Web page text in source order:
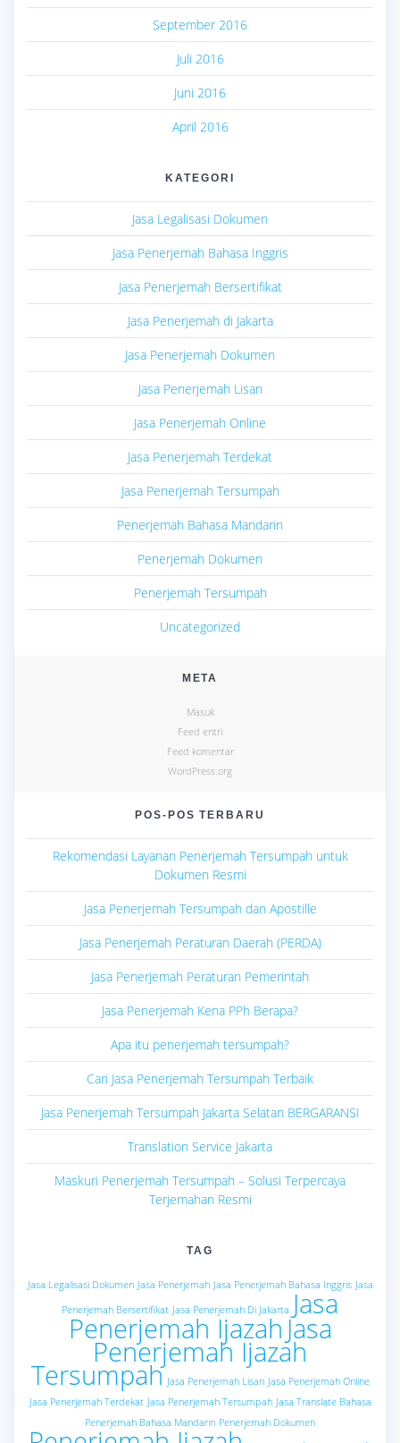
September 2016
Juli 2016
Juni 2016
April 2016
KATEGORI
Jasa Legalisasi Dokumen
Jasa Penerjemah Bahasa Inggris
Jasa Penerjemah Bersertifikat
Jasa Penerjemah di Jakarta
Jasa Penerjemah Dokumen
Jasa Penerjemah Lisan
Jasa Penerjemah Online
Jasa Penerjemah Terdekat
Jasa Penerjemah Tersumpah
Penerjemah Bahasa Mandarin
Penerjemah Dokumen
Penerjemah Tersumpah
Uncategorized
META
Masuk
Feed entri
Feed komentar
WordPress.org
POS-POS TERBARU
Rekomendasi Layanan Penerjemah Tersumpah untuk
Dokumen Resmi
Jasa Penerjemah Tersumpah dan Apostille
Jasa Penerjemah Peraturan Daerah (PERDA)
Jasa Penerjemah Peraturan Pemerintah
Jasa Penerjemah Kena PPh Berapa?
Apa itu penerjemah tersumpah?
Cari Jasa Penerjemah Tersumpah Terbaik
Jasa Penerjemah Tersumpah Jakarta Selatan BERGARANSI
Translation Service Jakarta
Maskuri Penerjemah Tersumpah – Solusi Terpercaya
Terjemahan Resmi
TAG
Jasa Legalisasi Dokumen Jasa Penerjemah Jasa Penerjemah Bahasa Inggris Jasa
Penerjemah Bersertifikat Jasa Penerjemah Di Jakarta Jasa
Penerjemah Ijazah Jasa
Penerjemah Ijazah
Tersumpah Jasa Penerjemah Lisan Jasa Penerjemah Online
Jasa Penerjemah Terdekat Jasa Penerjemah Tersumpah Jasa Translate Bahasa
Penerjemah Bahasa Mandarin Penerjemah Dokumen